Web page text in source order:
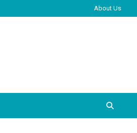
About Us